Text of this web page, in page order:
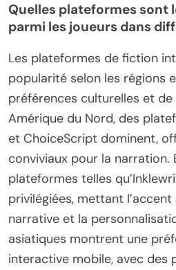
Quelles plateformes sont
parmi les joueurs dans
Les plateformes de fiction
popularité selon les régions
préférences culturelles et de
Amérique du Nord, des
et ChoiceScript dominent,
conviviaux pour la narration.
plateformes telles
privilégiées, mettant
narrative et la
asiatiques montrent une
interactive mobile, avec des